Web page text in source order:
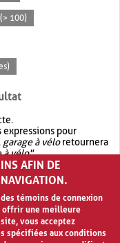
100)
pour
garage à véloretournera
à vélo".
OR.garage OR vélo
garage à vélo
AFIN DE
témoins de connexion
offrir une meilleure
vous acceptez
spécifiées aux conditions